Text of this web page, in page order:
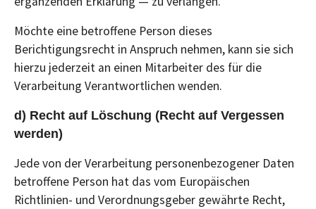
Möchte eine betroffene Person dieses
Berichtigungsrecht in Anspruch nehmen, kann sie sich
hierzu jederzeit an einen Mitarbeiter des für die
Verarbeitung Verantwortlichen wenden.
d) Recht auf Löschung (Recht auf Vergessen
werden)
Jede von der Verarbeitung personenbezogener Daten
betroffene Person hat das vom Europäischen
Richtlinien- und Verordnungsgeber gewährte Recht,